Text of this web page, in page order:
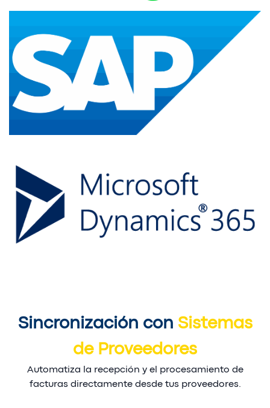
Sincronización con Sistemas
de Proveedores
Automatiza la recepción y el procesamiento de
facturas directamente desde tus proveedores.